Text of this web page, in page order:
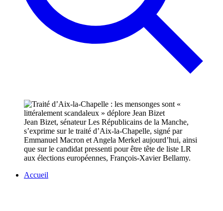
Jean Bizet, sénateur Les Républicains de la Manche,
s’exprime sur le traité d’Aix-la-Chapelle, signé par
Emmanuel Macron et Angela Merkel aujourd’hui, ainsi
que sur le candidat pressenti pour être tête de liste LR
aux élections européennes, François-Xavier Bellamy.
Accueil